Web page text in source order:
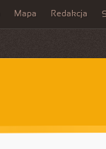
Mapa Redakcja